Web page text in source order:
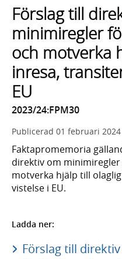
Förslag till
minimiregler
och motverka
inresa,
EU
2023/24:FPM30
Publicerad 01 februari 2024
Faktapromemoria
direktiv om
motverka hjälp till
vistelse i EU.
Ladda ner:
Förslag till